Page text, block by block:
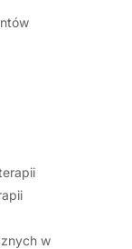
w